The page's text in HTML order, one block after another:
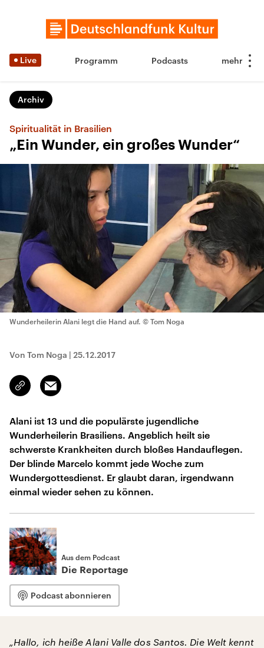
Live Programm Podcasts
Archiv
Spiritualität in Brasilien
„Ein Wunder, ein großes Wunder“
Wunderheilerin Alani legt die Hand auf. © Tom Noga
Von Tom Noga | 25.12.2017
Link
kopieren/teilen
Email
Alani ist 13 und die populärste jugendliche
Wunderheilerin Brasiliens. Angeblich heilt sie
schwerste Krankheiten durch bloßes Handauflegen.
Der blinde Marcelo kommt jede Woche zum
Wundergottesdienst. Er glaubt daran, irgendwann
einmal wieder sehen zu können.
Aus dem Podcast
Die Reportage
Podcast abonnieren
„Hallo, ich heiße Alani Valle dos Santos. Die Welt kennt